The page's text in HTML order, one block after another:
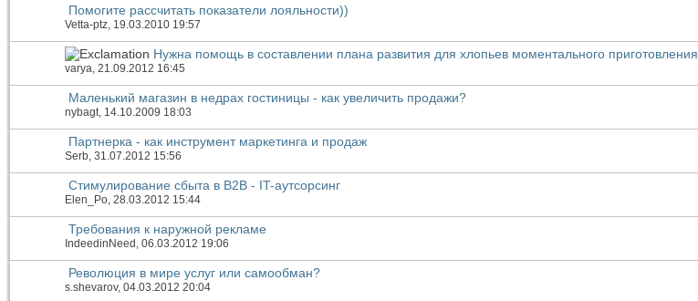
Помогите рассчитать показатели лояльности))
Vetta-ptz, 19.03.2010 19:57
Нужна помощь в составлении плана развития для хлопьев моментального приготовления
varya, 21.09.2012 16:45
Маленький магазин в недрах гостиницы - как увеличить продажи?
nybagt, 14.10.2009 18:03
Партнерка - как инструмент маркетинга и продаж
Serb, 31.07.2012 15:56
Стимулирование сбыта в B2B - IT-аутсорсинг
Elen_Po, 28.03.2012 15:44
Требования к наружной рекламе
IndeedinNeed , 06.03.2012 19:06
Революция в мире услуг или самообман?
s.shevarov, 04.03.2012 20:04